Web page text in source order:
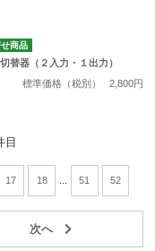
商品
替器（２入力・１出力）
標準価格（税別）
2,800円
目
17 18 51 52